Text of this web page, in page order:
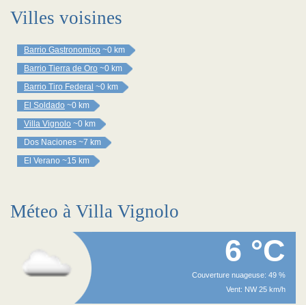
Villes voisines
Barrio Gastronomico ~0 km
Barrio Tierra de Oro ~0 km
Barrio Tiro Federal ~0 km
El Soldado ~0 km
Villa Vignolo ~0 km
Dos Naciones ~7 km
El Verano ~15 km
Méteo à Villa Vignolo
6 °C
Couverture nuageuse: 49 %
Vent: NW 25 km/h